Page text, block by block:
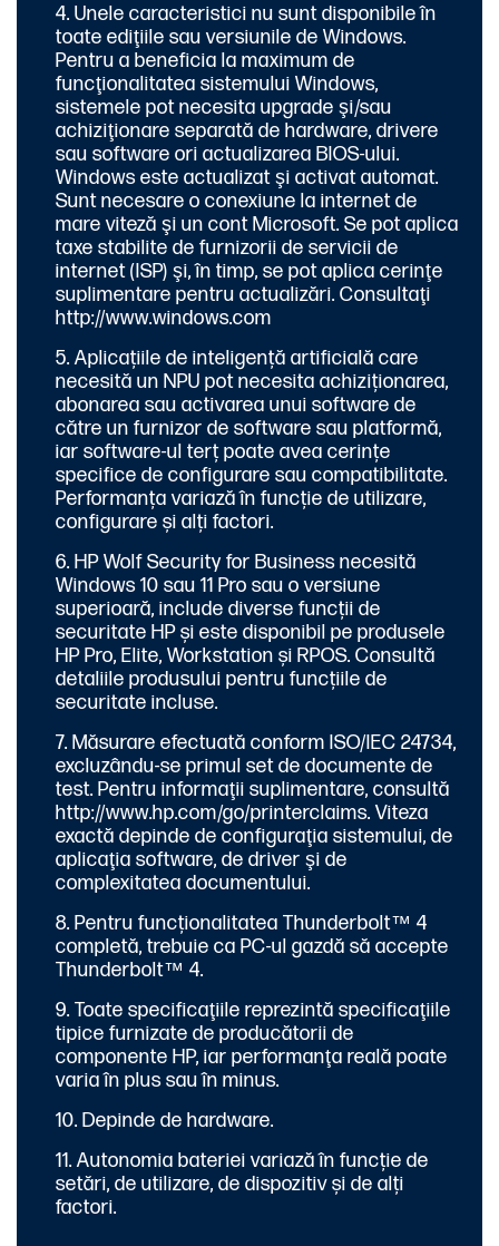
Unele caracteristici nu sunt disponibile în
toate ediţiile sau versiunile de Windows.
Pentru a beneficia la maximum de
funcţionalitatea sistemului Windows,
sistemele pot necesita upgrade şi/sau
achiziţionare separată de hardware, drivere
sau software ori actualizarea BIOS-ului.
Windows este actualizat şi activat automat.
Sunt necesare o conexiune la internet de
mare viteză şi un cont Microsoft. Se pot aplica
taxe stabilite de furnizorii de servicii de
internet (ISP) şi, în timp, se pot aplica cerinţe
suplimentare pentru actualizări. Consultaţi
http://www.windows.com
Aplicațiile de inteligență artificială care
necesită un NPU pot necesita achiziționarea,
abonarea sau activarea unui software de
către un furnizor de software sau platformă,
iar software-ul terț poate avea cerințe
specifice de configurare sau compatibilitate.
Performanța variază în funcție de utilizare,
configurare și alți factori.
HP Wolf Security for Business necesită
Windows 10 sau 11 Pro sau o versiune
superioară, include diverse funcții de
securitate HP și este disponibil pe produsele
HP Pro, Elite, Workstation și RPOS. Consultă
detaliile produsului pentru funcțiile de
securitate incluse.
Măsurare efectuată conform ISO/IEC 24734,
excluzându-se primul set de documente de
test. Pentru informaţii suplimentare, consultă
http://www.hp.com/go/printerclaims. Viteza
exactă depinde de configuraţia sistemului, de
aplicaţia software, de driver şi de
complexitatea documentului.
Pentru funcționalitatea Thunderbolt™ 4
completă, trebuie ca PC-ul gazdă să accepte
Thunderbolt™ 4.
Toate specificaţiile reprezintă specificaţiile
tipice furnizate de producătorii de
componente HP, iar performanţa reală poate
varia în plus sau în minus.
Depinde de hardware.
Autonomia bateriei variază în funcție de
setări, de utilizare, de dispozitiv și de alți
factori.